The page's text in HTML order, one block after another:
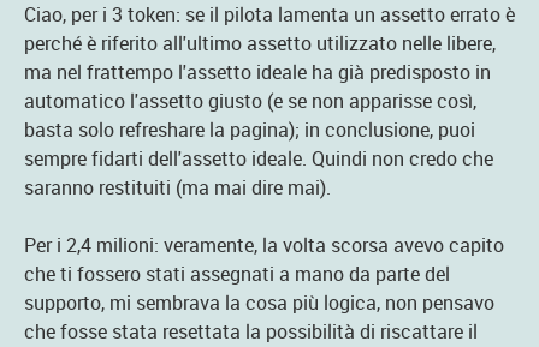
Ciao, per i 3 token: se il pilota lamenta un assetto errato è
perché è riferito all'ultimo assetto utilizzato nelle libere,
ma nel frattempo l'assetto ideale ha già predisposto in
automatico l'assetto giusto (e se non apparisse così,
basta solo refreshare la pagina); in conclusione, puoi
sempre fidarti dell'assetto ideale. Quindi non credo che
saranno restituiti (ma mai dire mai).
Per i 2,4 milioni: veramente, la volta scorsa avevo capito
che ti fossero stati assegnati a mano da parte del
supporto, mi sembrava la cosa più logica, non pensavo
che fosse stata resettata la possibilità di riscattare il